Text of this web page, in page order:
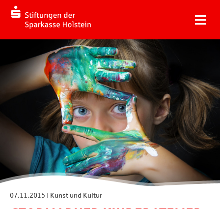
07.11.2015 | Kunst und Kultur